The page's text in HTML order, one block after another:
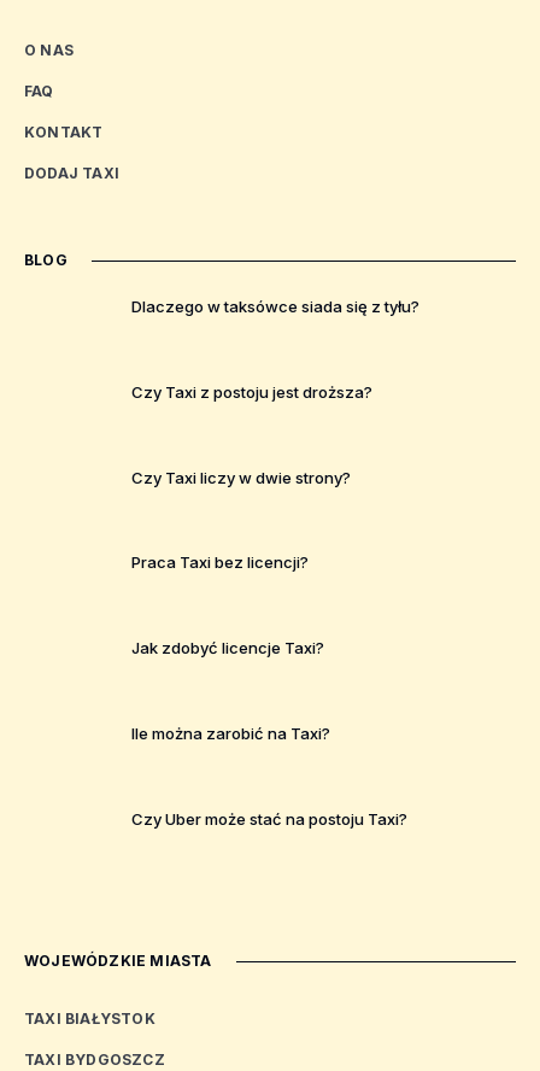
O NAS
FAQ
KONTAKT
DODAJ TAXI
BLOG
Dlaczego w taksówce siada się z tyłu?
Czy Taxi z postoju jest droższa?
Czy Taxi liczy w dwie strony?
Praca Taxi bez licencji?
Jak zdobyć licencje Taxi?
Ile można zarobić na Taxi?
Czy Uber może stać na postoju Taxi?
WOJEWÓDZKIE MIASTA
TAXI BIAŁYSTOK
TAXI BYDGOSZCZ